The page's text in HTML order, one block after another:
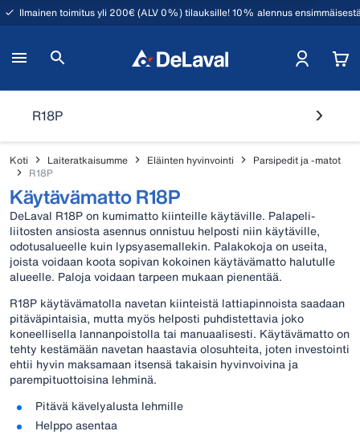
Ilmainen toimitus yli 200€ (ALV 0%) tilauksille! 10% alennus
R18P
Koti Laiteratkaisumme Eläinten hyvinvointi
Parsipedit ja -matot
R18P
Käytävämatto R18P
DeLaval R18P on kumimatto kiinteille käytäville. Palapeli-
liitosten ansiosta asennus onnistuu helposti niin käytäville,
odotusalueelle kuin lypsyasemallekin. Palakokoja on useita,
joista voidaan koota sopivan kokoinen käytävämatto halutulle
alueelle. Paloja voidaan tarpeen mukaan pienentää.
R18P käytävämatolla navetan kiinteistä lattiapinnoista saadaan
pitäväpintaisia, mutta myös helposti puhdistettavia joko
koneellisella lannanpoistolla tai manuaalisesti. Käytävämatto on
tehty kestämään navetan haastavia olosuhteita, joten investointi
ehtii hyvin maksamaan itsensä takaisin hyvinvoivina ja
parempituottoisina lehminä.
Pitävä kävelyalusta lehmille
Helppo asentaa